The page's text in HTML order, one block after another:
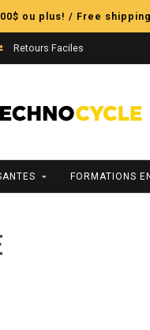
ou plus! / Free
Retours Faciles
FORMATIONS